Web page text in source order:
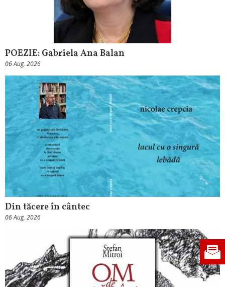
POEZIE: Gabriela Ana Balan
06 Aug, 2026
Din tăcere în cântec
06 Aug, 2026